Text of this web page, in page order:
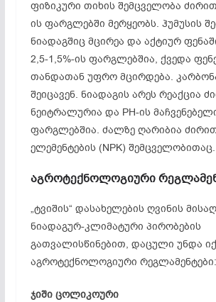
ფიზიკური თიხის შემცველობა
ის ფარგლებში მერყეობს. ჰუმუსის
ნიადაგშიც მცირეა და აქტიურ
2,5-1,5%-ის ფარგლებშია, ქვედა
თანდათან უფრო მცირდება.
შეიცავენ. ნიადაგის არეს რეაქცია
ნეიტრალურია და PH-ის
ფარგლებშია. ძალზე ღარიბია
ელემენტების (NPK) შემცველობითაც.
აგროტექნოლოგიური
„ტვიშის“ დასახელების ღვინის
ნიადაგურ-კლიმატური პირობების
გათვალისწინებით, დაცული უნდა
აგროტექნოლოგიური რეგლამენტები:
ჯიში ცოლიკოური